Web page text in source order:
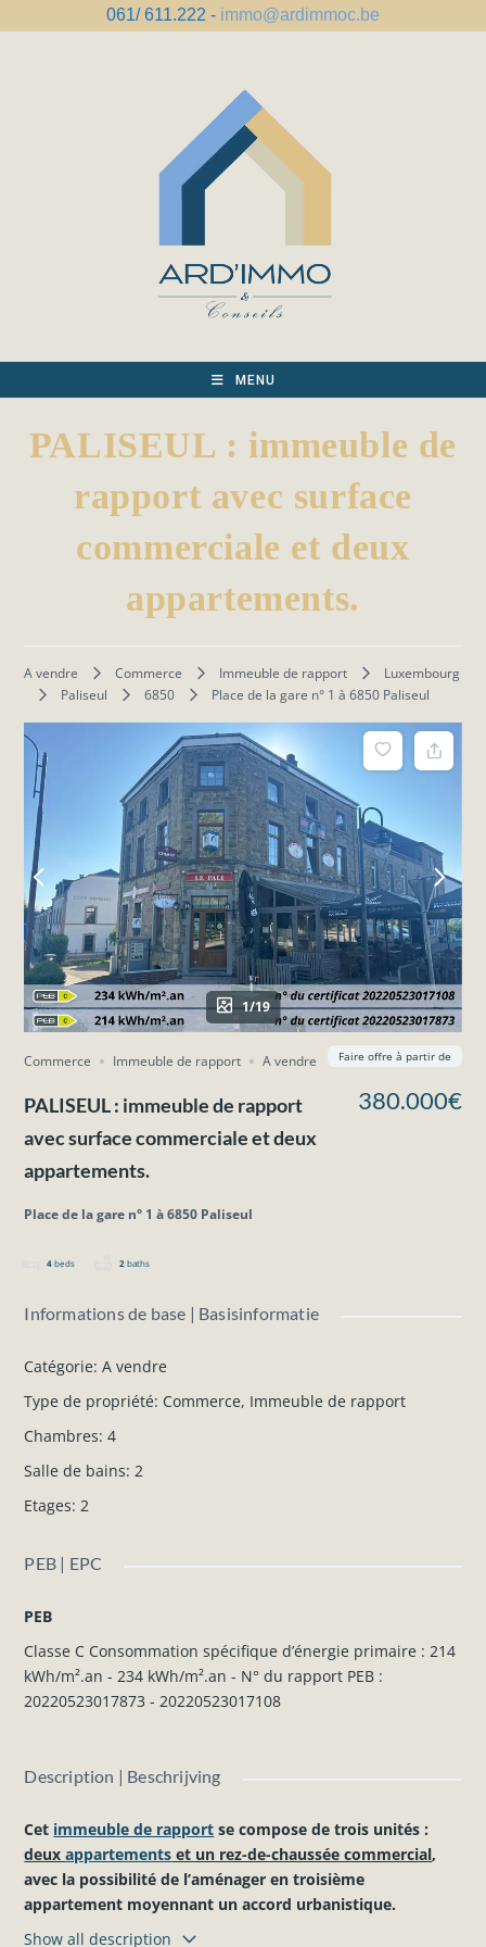
061/ 611.222 - immo@ardimmoc.be
MENU
PALISEUL : immeuble de
rapport avec surface
commerciale et deux
appartements.
A vendre Commerce Immeuble de rapport
Luxembourg
Paliseul
6850 Place de la gare n° 1 à 6850 Paliseul
1/19
Commerce Immeuble de rapport A vendre
PALISEUL : immeuble de rapport
avec surface commerciale et deux
appartements.
Place de la gare n° 1 à 6850 Paliseul
4 beds 2 baths
380.000€
Faire offre à partir de
Informations de base | Basisinformatie
Catégorie: A vendre
Type de propriété: Commerce, Immeuble de rapport
Chambres: 4
Salle de bains: 2
Etages: 2
PEB | EPC
PEB
Classe C Consommation spécifique d’énergie primaire : 214
kWh/m².an - 234 kWh/m².an - N° du rapport PEB :
20220523017873 - 20220523017108
Description | Beschrijving
Cet immeuble de rapport se compose de trois unités :
deuxappartements et un rez-de-chaussée commercial,
avec la possibilité de l’aménager en troisième
appartement moyennant un accord urbanistique.
Show all description